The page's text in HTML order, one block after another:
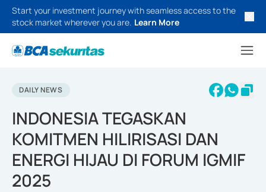
Start your investment journey with seamless access to the
stock market wherever you are. Learn More
DAILY NEWS
INDONESIA TEGASKAN
KOMITMEN HILIRISASI DAN
ENERGI HIJAU DI FORUM IGMIF
2025